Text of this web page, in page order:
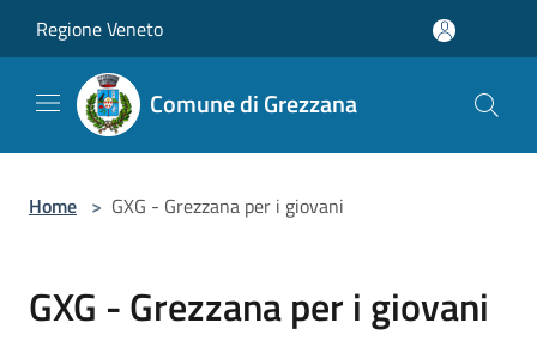
Regione Veneto
Comune di Grezzana
Home > GXG - Grezzana per i giovani
GXG - Grezzana per i giovani